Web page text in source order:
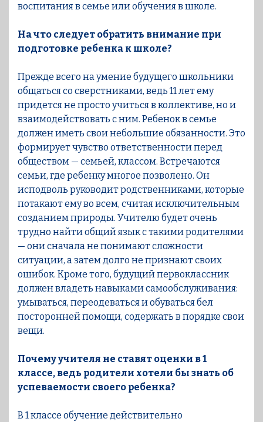
воспитания в семье или обучения в школе.
На что следует обратить внимание при
подготовке ребенка к школе?
Прежде всего на умение будущего школьники
общаться со сверстниками, ведь 11 лет ему
придется не просто учиться в коллективе, но и
взаимодействовать с ним. Ребенок в семье
должен иметь свои небольшие обязанности. Это
формирует чувство ответственности перед
обществом — семьей, классом. Встречаются
семьи, где ребенку многое позволено. Он
исподволь руководит родственниками, которые
потакают ему во всем, считая исключительным
созданием природы. Учителю будет очень
трудно найти общий язык с такими родителями
— они сначала не понимают сложности
ситуации, а затем долго не признают своих
ошибок. Кроме того, будущий первоклассник
должен владеть навыками самообслуживания:
умываться, переодеваться и обуваться бел
посторонней помощи, содержать в порядке свои
вещи.
Почему учителя не ставят оценки в 1
классе, ведь родители хотели бы знать об
успеваемости своего ребенка?
В 1 классе обучение действительно